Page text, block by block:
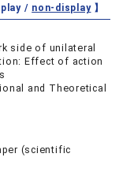
/ non-display】
side of unilateral
Effect of action
and Theoretical
(scientific